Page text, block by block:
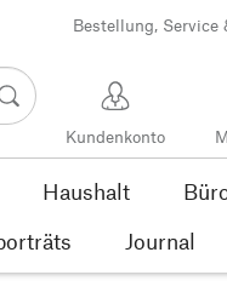
Bestellung, Service
Kundenkonto
Haushalt
Journal